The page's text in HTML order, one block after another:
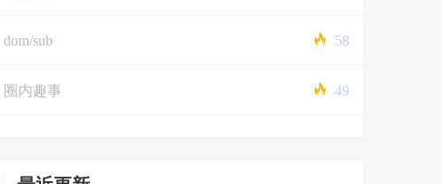
dom/sub 58
圈内趣事 49